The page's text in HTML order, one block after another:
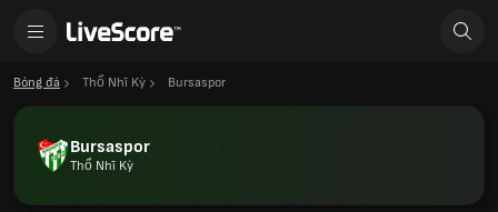
Bóng đá Thổ Nhĩ Kỳ Bursaspor
Bursaspor
Thổ Nhĩ Kỳ